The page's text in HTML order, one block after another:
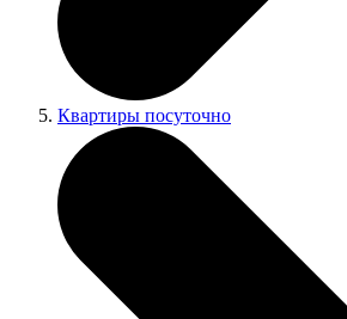
Квартиры посуточно